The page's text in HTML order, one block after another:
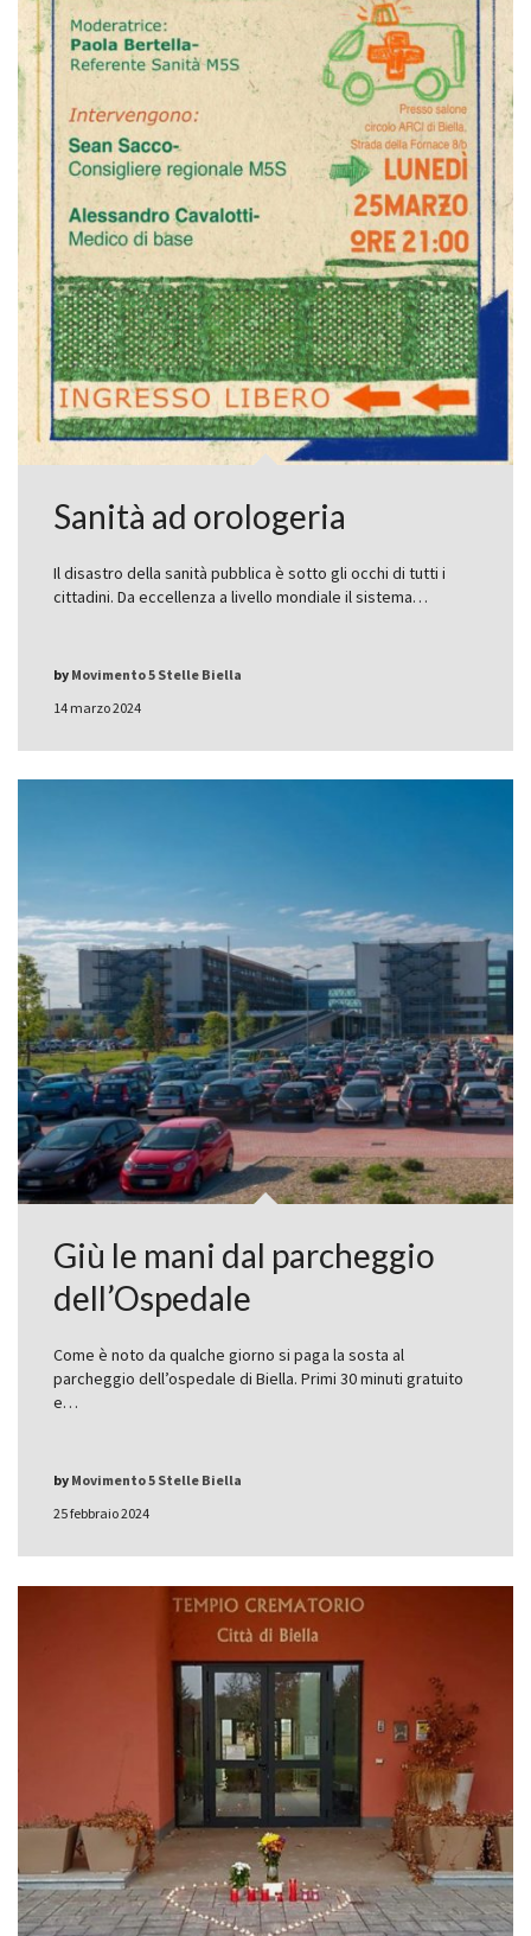
Sanità ad orologeria
Il disastro della sanità pubblica è sotto gli occhi di tutti i
cittadini. Da eccellenza a livello mondiale il sistema…
14 marzo 2024
by Movimento 5 Stelle Biella
Giù le mani dal parcheggio
dell’Ospedale
Come è noto da qualche giorno si paga la sosta al
parcheggio dell’ospedale di Biella. Primi 30 minuti gratuito
e…
25 febbraio 2024
by Movimento 5 Stelle Biella